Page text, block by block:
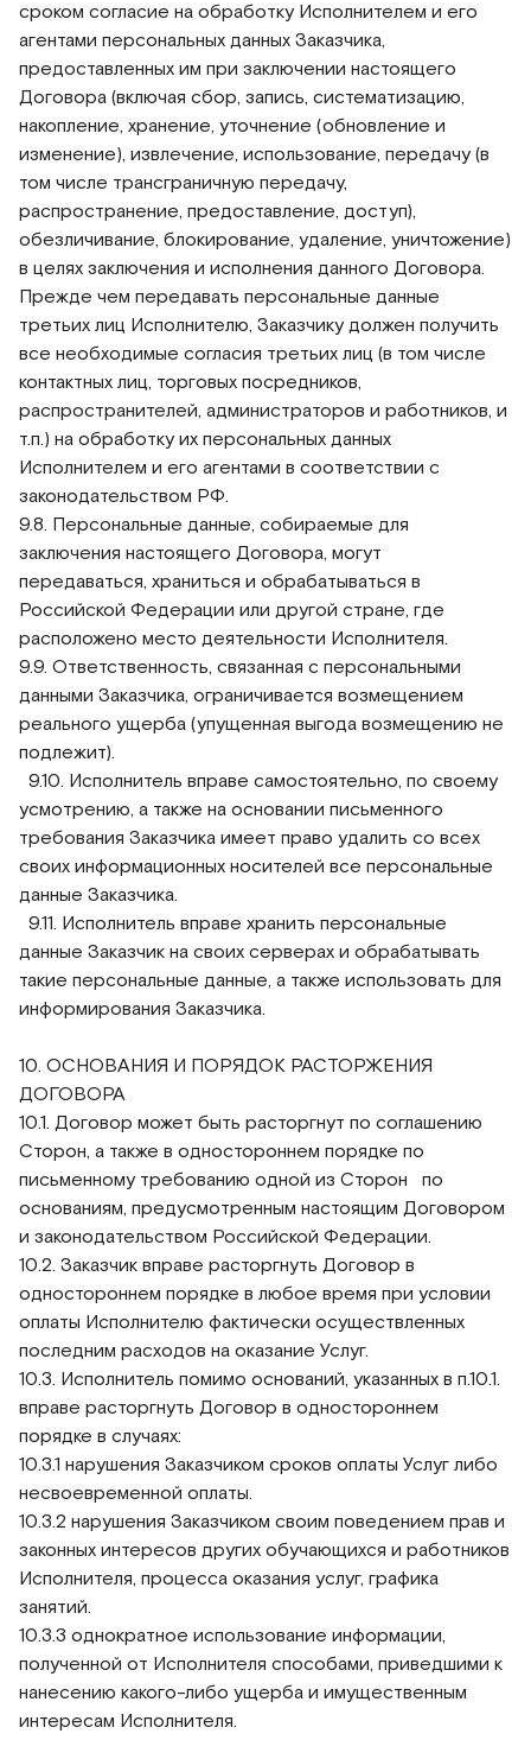
сроком согласие на обработку Исполнителем и его
агентами персональных данных Заказчика,
предоставленных им при заключении настоящего
Договора (включая сбор, запись, систематизацию,
накопление, хранение, уточнение (обновление и
изменение), извлечение, использование, передачу (в
том числе трансграничную передачу,
распространение, предоставление, доступ),
обезличивание, блокирование, удаление, уничтожение)
в целях заключения и исполнения данного Договора.
Прежде чем передавать персональные данные
третьих лиц Исполнителю, Заказчику должен получить
все необходимые согласия третьих лиц (в том числе
контактных лиц, торговых посредников,
распространителей, администраторов и работников, и
т.п.) на обработку их персональных данных
Исполнителем и его агентами в соответствии с
законодательством РФ.
9.8. Персональные данные, собираемые для
заключения настоящего Договора, могут
передаваться, храниться и обрабатываться в
Российской Федерации или другой стране, где
расположено место деятельности Исполнителя.
9.9. Ответственность, связанная с персональными
данными Заказчика, ограничивается возмещением
реального ущерба (упущенная выгода возмещению не
подлежит).
9.10. Исполнитель вправе самостоятельно, по своему
усмотрению, а также на основании письменного
требования Заказчика имеет право удалить со всех
своих информационных носителей все персональные
данные Заказчика.
9.11. Исполнитель вправе хранить персональные
данные Заказчик на своих серверах и обрабатывать
такие персональные данные, а также использовать для
информирования Заказчика.
10. ОСНОВАНИЯ И ПОРЯДОК РАСТОРЖЕНИЯ
ДОГОВОРА
10.1. Договор может быть расторгнут по соглашению
Сторон, а также в одностороннем порядке по
письменному требованию одной из Сторон по
основаниям, предусмотренным настоящим Договором
и законодательством Российской Федерации.
10.2. Заказчик вправе расторгнуть Договор в
одностороннем порядке в любое время при условии
оплаты Исполнителю фактически осуществленных
последним расходов на оказание Услуг.
10.3. Исполнитель помимо оснований, указанных в п.10.1.
вправе расторгнуть Договор в одностороннем
порядке в случаях:
10.3.1 нарушения Заказчиком сроков оплаты Услуг либо
несвоевременной оплаты.
10.3.2 нарушения Заказчиком своим поведением прав и
законных интересов других обучающихся и работников
Исполнителя, процесса оказания услуг, графика
занятий.
10.3.3 однократное использование информации,
полученной от Исполнителя способами, приведшими к
нанесению какого-либо ущерба и имущественным
интересам Исполнителя.